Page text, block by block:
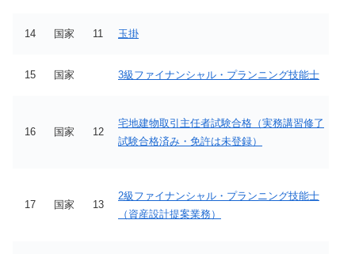
14 国家 11 玉掛
15 国家 3級ファイナンシャル・プランニング技能士
16 国家 12
宅地建物取引主任者試験合格（実務講習修了
試験合格済み・免許は未登録）
17 国家 13
2級ファイナンシャル・プランニング技能士
（資産設計提案業務）